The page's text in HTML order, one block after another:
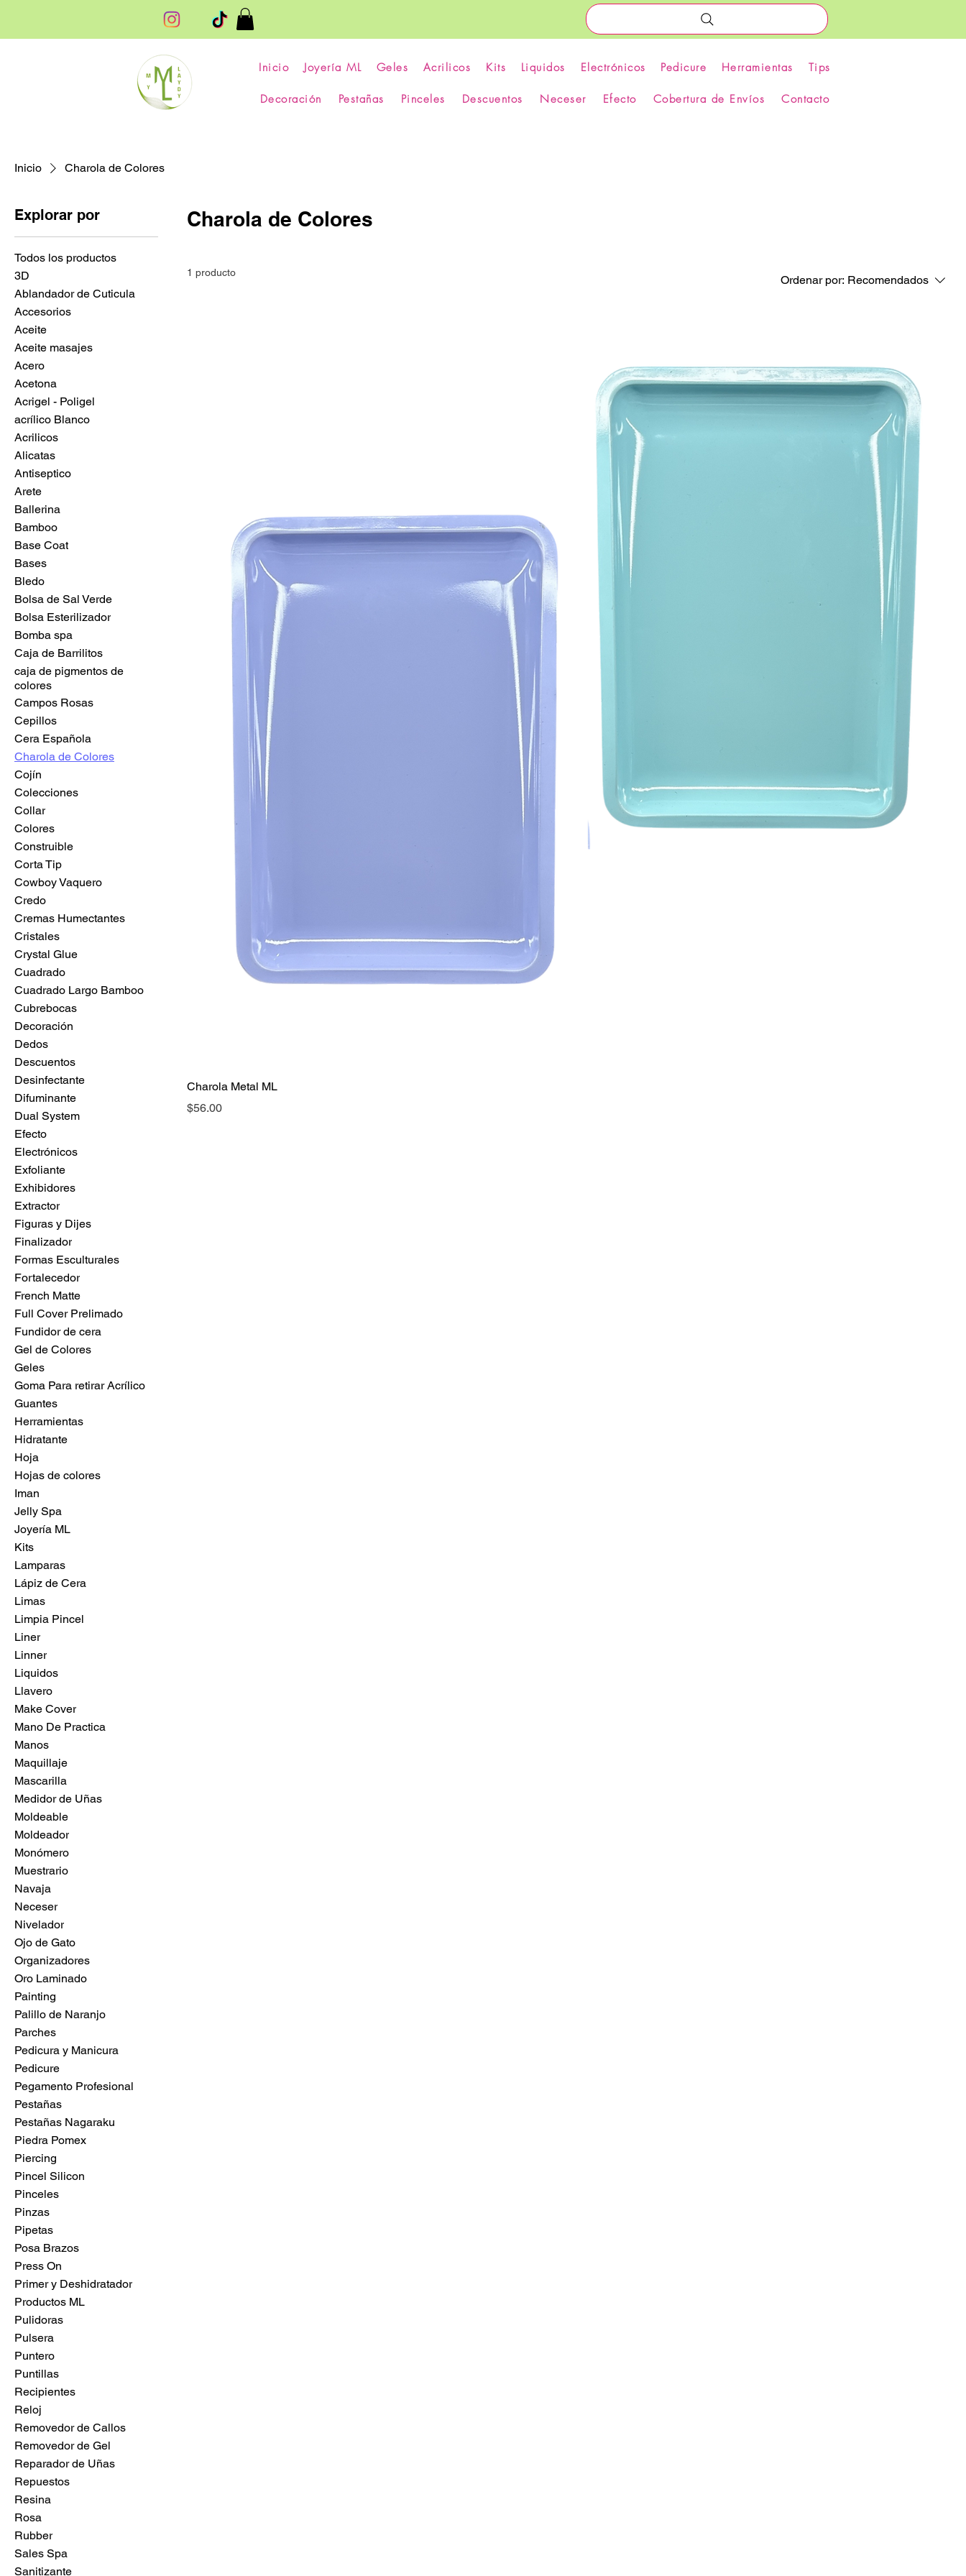
Inicio Joyería ML Geles Acrilicos Kits Liquidos Electrónicos Pedicure Herramientas Tips
Decoración Pestañas Pinceles Descuentos Neceser Efecto Cobertura de Envíos Contacto
Inicio Charola de Colores
Explorar por
Todos los productos
3D
Ablandador de Cuticula
Accesorios
Aceite
Aceite masajes
Acero
Acetona
Acrigel - Poligel
acrílico Blanco
Acrilicos
Alicatas
Antiseptico
Arete
Ballerina
Bamboo
Base Coat
Bases
Bledo
Bolsa de Sal Verde
Bolsa Esterilizador
Bomba spa
Caja de Barrilitos
caja de pigmentos de
colores
Campos Rosas
Cepillos
Cera Española
Charola de Colores
Cojín
Colecciones
Collar
Colores
Construible
Corta Tip
Cowboy Vaquero
Credo
Cremas Humectantes
Cristales
Crystal Glue
Cuadrado
Cuadrado Largo Bamboo
Cubrebocas
Decoración
Dedos
Descuentos
Desinfectante
Difuminante
Dual System
Efecto
Electrónicos
Exfoliante
Exhibidores
Extractor
Figuras y Dijes
Finalizador
Formas Esculturales
Fortalecedor
French Matte
Full Cover Prelimado
Fundidor de cera
Gel de Colores
Geles
Goma Para retirar Acrílico
Guantes
Herramientas
Hidratante
Hoja
Hojas de colores
Iman
Jelly Spa
Joyería ML
Kits
Lamparas
Lápiz de Cera
Limas
Limpia Pincel
Liner
Linner
Liquidos
Llavero
Make Cover
Mano De Practica
Manos
Maquillaje
Mascarilla
Medidor de Uñas
Moldeable
Moldeador
Monómero
Muestrario
Navaja
Neceser
Nivelador
Ojo de Gato
Organizadores
Oro Laminado
Painting
Palillo de Naranjo
Parches
Pedicura y Manicura
Pedicure
Pegamento Profesional
Pestañas
Pestañas Nagaraku
Piedra Pomex
Piercing
Pincel Silicon
Pinceles
Pinzas
Pipetas
Posa Brazos
Press On
Primer y Deshidratador
Productos ML
Pulidoras
Pulsera
Puntero
Puntillas
Recipientes
Reloj
Removedor de Callos
Removedor de Gel
Reparador de Uñas
Repuestos
Resina
Rosa
Rubber
Sales Spa
Sanitizante
Charola de Colores
1 producto
Ordenar por: Recomendados
Charola Metal ML
Precio
$56.00